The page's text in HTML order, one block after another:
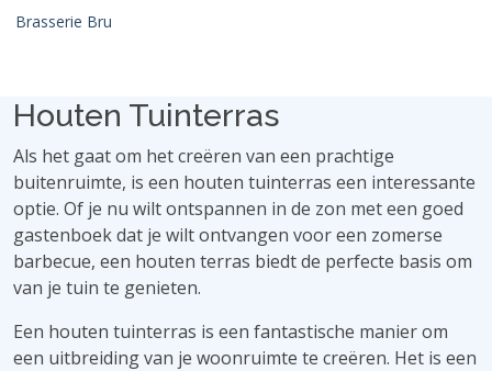
Brasserie Bru
Houten Tuinterras
Als het gaat om het creëren van een prachtige
buitenruimte, is een houten tuinterras een interessante
optie. Of je nu wilt ontspannen in de zon met een goed
gastenboek dat je wilt ontvangen voor een zomerse
barbecue, een houten terras biedt de perfecte basis om
van je tuin te genieten.
Een houten tuinterras is een fantastische manier om
een ​​uitbreiding van je woonruimte te creëren. Het is een